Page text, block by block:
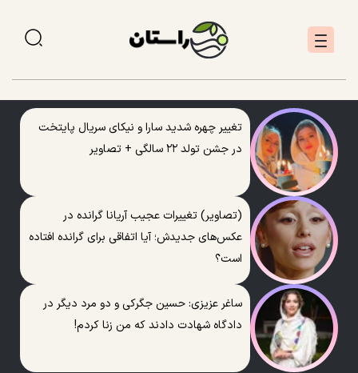
تغییر چهره شدید سارا و نیکای سریال پایتخت
در جشن تولد ۲۲ سالگی + تصاویر
(تصاویر) تغییرات عجیب آریانا گرانده در
عکس‌های جدیدش؛ آیا اتفاقی برای گرانده افتاده
است؟
ساغر عزیزی: حسین جگرکی و دو مرد دیگر در
دادگاه شهادت دادند که من زنا کردم!